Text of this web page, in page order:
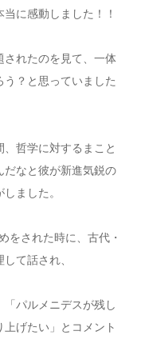
に感動しました！！
されたのを見て、一体
？と思っていました
哲学に対するまこと
だなと彼が新進気鋭の
ました。
をされた時に、古代・
て話され、
パルメニデスが残し
げたい」とコメント